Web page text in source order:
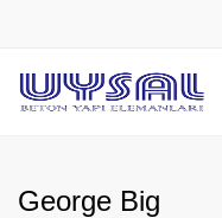
George Big